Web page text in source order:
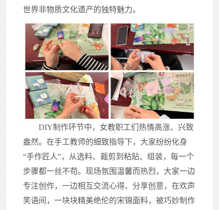
世界非物质文化遗产的独特魅力。
DIY制作环节中，女教职工们热情高涨、兴致
盎然。在手工教师的细致指导下，大家纷纷化身
“手作匠人”，从选料、裁剪到粘贴、组装，每一个
步骤都一丝不苟。现场氛围温馨而热烈，大家一边
专注创作，一边相互交流心得、分享创意，在欢声
笑语间，一块块精美绝伦的宋锦面料，被巧妙制作